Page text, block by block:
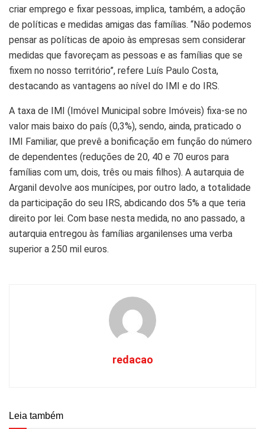
criar emprego e fixar pessoas, implica, também, a adoção
de políticas e medidas amigas das famílias. “Não podemos
pensar as políticas de apoio às empresas sem considerar
medidas que favoreçam as pessoas e as famílias que se
fixem no nosso território”, refere Luís Paulo Costa,
destacando as vantagens ao nível do IMI e do IRS.
A taxa de IMI (Imóvel Municipal sobre Imóveis) fixa-se no
valor mais baixo do país (0,3%), sendo, ainda, praticado o
IMI Familiar, que prevê a bonificação em função do número
de dependentes (reduções de 20, 40 e 70 euros para
famílias com um, dois, três ou mais filhos). A autarquia de
Arganil devolve aos munícipes, por outro lado, a totalidade
da participação do seu IRS, abdicando dos 5% a que teria
direito por lei. Com base nesta medida, no ano passado, a
autarquia entregou às famílias arganilenses uma verba
superior a 250 mil euros.
redacao
Leia também